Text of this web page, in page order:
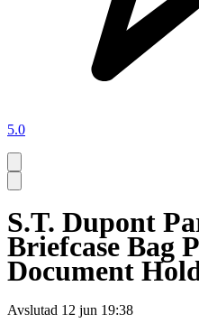
5.0
S.T. Dupont
Briefcase Bag
Document
Avslutad 12 jun 19:38